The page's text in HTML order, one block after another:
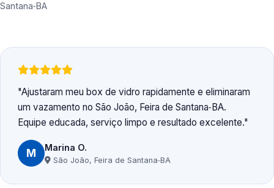
Santana‑BA
Ajustaram meu box de vidro rapidamente e eliminaram
um vazamento no São João, Feira de Santana‑BA.
Equipe educada, serviço limpo e resultado excelente.
M Marina O.
São João, Feira de Santana‑BA